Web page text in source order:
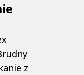
z